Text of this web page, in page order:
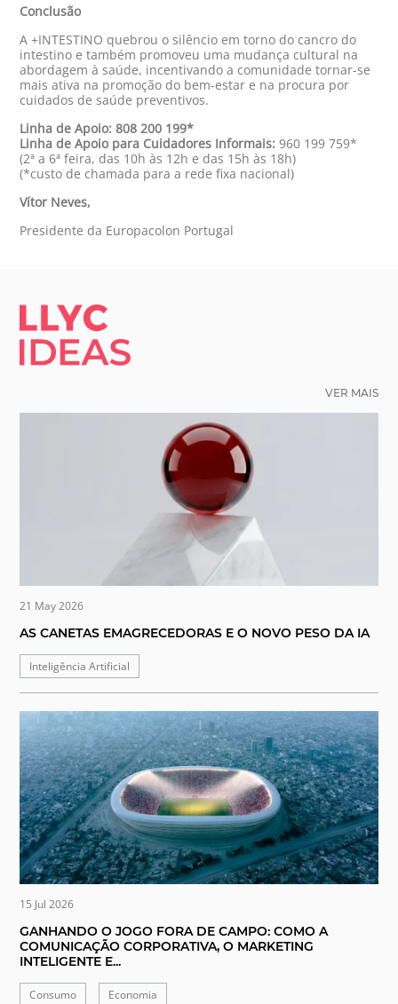
Conclusão
A +INTESTINO quebrou o silêncio em torno do cancro do
intestino e também promoveu uma mudança cultural na
abordagem à saúde, incentivando a comunidade tornar-se
mais ativa na promoção do bem-estar e na procura por
cuidados de saúde preventivos.
Linha de Apoio: 808 200 199*
Linha de Apoio para Cuidadores Informais: 960 199 759*
(2ª a 6ª feira, das 10h às 12h e das 15h às 18h)
(*custo de chamada para a rede fixa nacional)
Vítor Neves,
Presidente da Europacolon Portugal
LLYC IDEAS.
VER MAIS
21 May 2026
AS CANETAS EMAGRECEDORAS E O NOVO PESO DA IA
Inteligência Artificial
15 Jul 2026
GANHANDO O JOGO FORA DE CAMPO: COMO A
COMUNICAÇÃO CORPORATIVA, O MARKETING
INTELIGENTE E...
Consumo Economia